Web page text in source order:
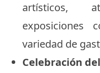
artísticos,
exposiciones
variedad de
Celebración